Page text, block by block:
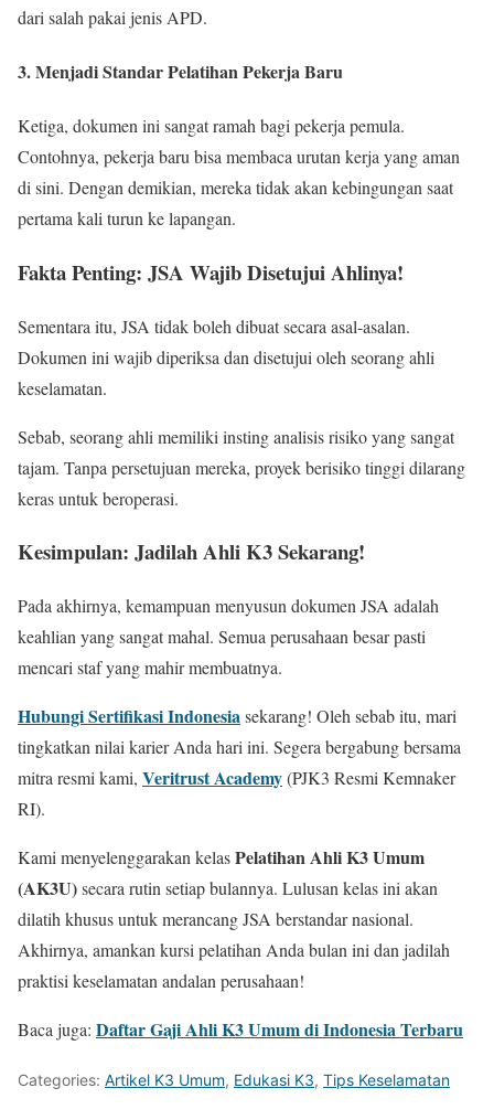
dari salah pakai jenis APD.
3. Menjadi Standar Pelatihan Pekerja Baru
Ketiga, dokumen ini sangat ramah bagi pekerja pemula.
Contohnya, pekerja baru bisa membaca urutan kerja yang aman
di sini. Dengan demikian, mereka tidak akan kebingungan saat
pertama kali turun ke lapangan.
Fakta Penting: JSA Wajib Disetujui Ahlinya!
Sementara itu, JSA tidak boleh dibuat secara asal-asalan.
Dokumen ini wajib diperiksa dan disetujui oleh seorang ahli
keselamatan.
Sebab, seorang ahli memiliki insting analisis risiko yang sangat
tajam. Tanpa persetujuan mereka, proyek berisiko tinggi dilarang
keras untuk beroperasi.
Kesimpulan: Jadilah Ahli K3 Sekarang!
Pada akhirnya, kemampuan menyusun dokumen JSA adalah
keahlian yang sangat mahal. Semua perusahaan besar pasti
mencari staf yang mahir membuatnya.
Hubungi Sertifikasi Indonesiasekarang! Oleh sebab itu, mari
tingkatkan nilai karier Anda hari ini. Segera bergabung bersama
mitra resmi kami, Veritrust Academy(PJK3 Resmi Kemnaker
RI).
Kami menyelenggarakan kelasPelatihan Ahli K3 Umum
(AK3U)secara rutin setiap bulannya. Lulusan kelas ini akan
dilatih khusus untuk merancang JSA berstandar nasional.
Akhirnya, amankan kursi pelatihan Anda bulan ini dan jadilah
praktisi keselamatan andalan perusahaan!
Baca juga: Daftar Gaji Ahli K3 Umum di Indonesia Terbaru
Categories: Artikel K3 Umum, Edukasi K3, Tips Keselamatan